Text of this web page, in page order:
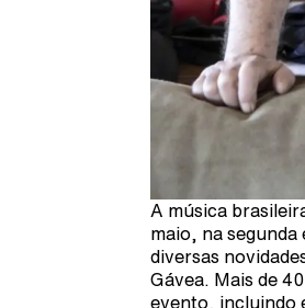
A música
maio, na segunda
diversas
Gávea. Mais de
evento, incluindo